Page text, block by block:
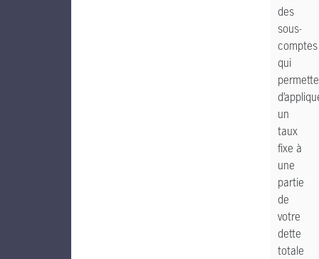
des
sous-
comptes
qui
un
taux
fixe à
une
partie
de
votre
dette
totale